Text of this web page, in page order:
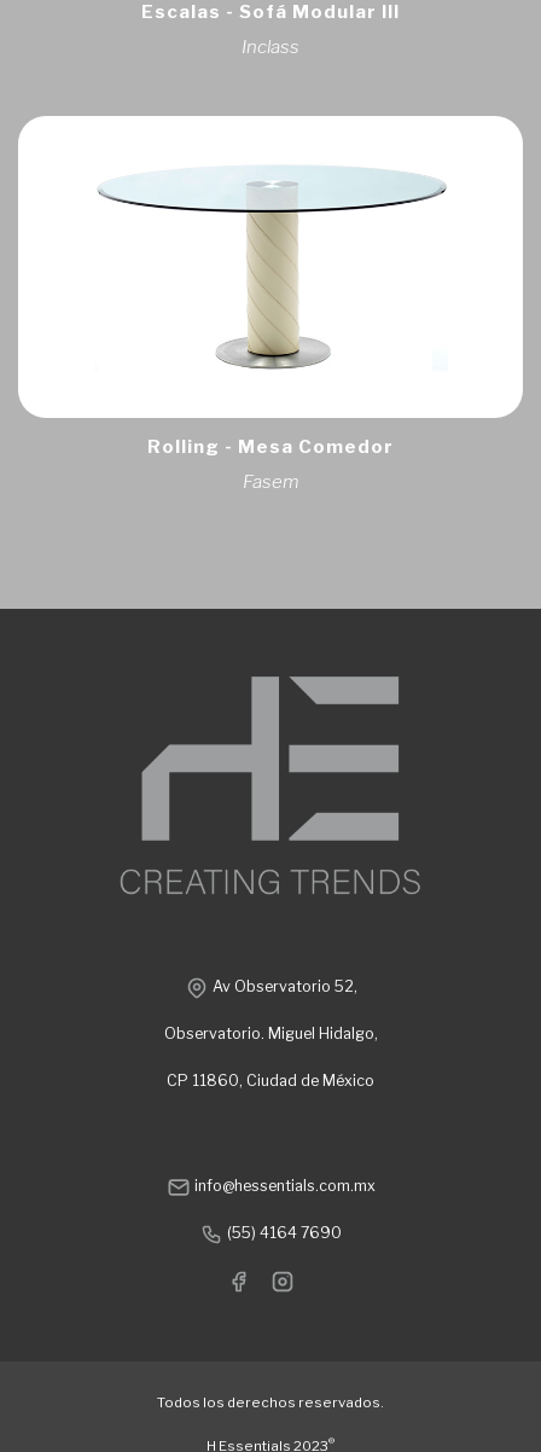
Escalas - Sofá Modular III
Inclass
Rolling - Mesa Comedor
Fasem
Av Observatorio 52,
Observatorio. Miguel Hidalgo,
CP 11860, Ciudad de México
info@hessentials.com.mx
(55) 4164 7690
Todos los derechos reservados.
H Essentials 2023®